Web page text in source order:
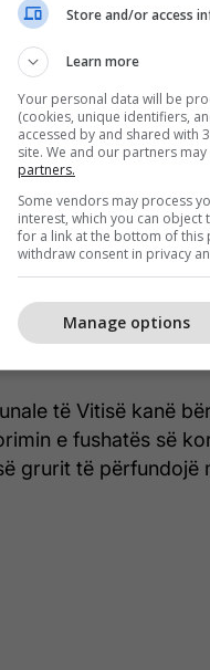
janë mobilizuar
të prodhimit.
dhe Pylltari ka
kujdes të
të
duhet të kenë
me kashtë
dhe era mund të
të mbjellat,
të Vitisë kanë
e fushatës së
grurit të përfundojë
Store and/or access
Learn more
Your personal data will be
(cookies, unique identifiers,
accessed by and shared with
site. We and our partners
partners.
Some vendors may process
interest, which you can
for a link at the bottom of this
withdraw consent in privacy
Manage options